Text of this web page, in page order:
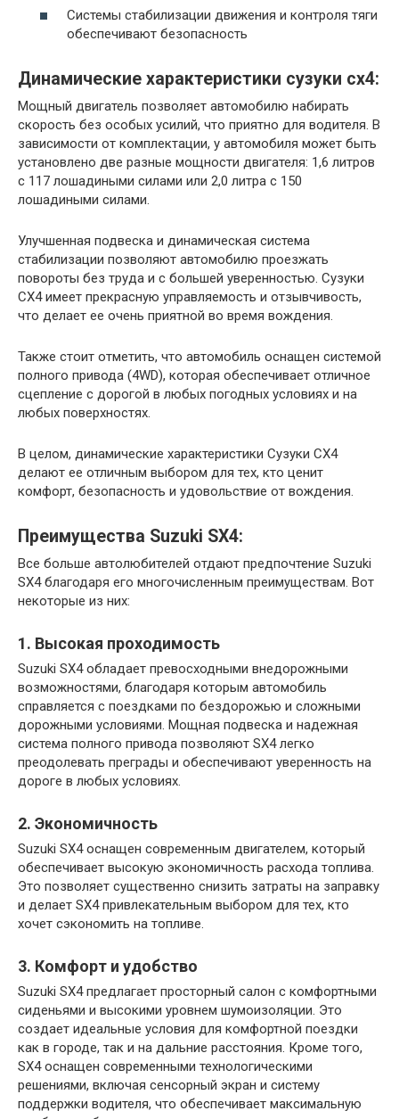
Системы стабилизации движения и контроля тяги
обеспечивают безопасность
Динамические характеристики сузуки сх4:
Мощный двигатель позволяет автомобилю набирать
скорость без особых усилий, что приятно для водителя. В
зависимости от комплектации, у автомобиля может быть
установлено две разные мощности двигателя: 1,6 литров
с 117 лошадиными силами или 2,0 литра с 150
лошадиными силами.
Улучшенная подвеска и динамическая система
стабилизации позволяют автомобилю проезжать
повороты без труда и с большей уверенностью. Сузуки
СХ4 имеет прекрасную управляемость и отзывчивость,
что делает ее очень приятной во время вождения.
Также стоит отметить, что автомобиль оснащен системой
полного привода (4WD), которая обеспечивает отличное
сцепление с дорогой в любых погодных условиях и на
любых поверхностях.
В целом, динамические характеристики Сузуки СХ4
делают ее отличным выбором для тех, кто ценит
комфорт, безопасность и удовольствие от вождения.
Преимущества Suzuki SX4:
Все больше автолюбителей отдают предпочтение Suzuki
SX4 благодаря его многочисленным преимуществам. Вот
некоторые из них:
1. Высокая проходимость
Suzuki SX4 обладает превосходными внедорожными
возможностями, благодаря которым автомобиль
справляется с поездками по бездорожью и сложными
дорожными условиями. Мощная подвеска и надежная
система полного привода позволяют SX4 легко
преодолевать преграды и обеспечивают уверенность на
дороге в любых условиях.
2. Экономичность
Suzuki SX4 оснащен современным двигателем, который
обеспечивает высокую экономичность расхода топлива.
Это позволяет существенно снизить затраты на заправку
и делает SX4 привлекательным выбором для тех, кто
хочет сэкономить на топливе.
3. Комфорт и удобство
Suzuki SX4 предлагает просторный салон с комфортными
сиденьями и высокими уровнем шумоизоляции. Это
создает идеальные условия для комфортной поездки
как в городе, так и на дальние расстояния. Кроме того,
SX4 оснащен современными технологическими
решениями, включая сенсорный экран и систему
поддержки водителя, что обеспечивает максимальную